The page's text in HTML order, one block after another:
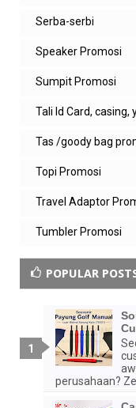
Serba-serbi
Speaker Promosi
Sumpit Promosi
Tali Id Card, casing,
Tas /goody bag
Topi Promosi
Travel Adaptor
Tumbler Promosi
POPULAR
perusahaan?